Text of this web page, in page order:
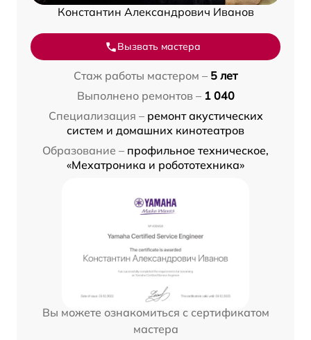
Константин Александрович Иванов
Вызвать мастера
Стаж работы мастером – 5 лет
Выполнено ремонтов – 1 040
Специализация – ремонт акустических
систем и домашних кинотеатров
Образование – профильное техническое,
«Мехатроника и робототехника»
Вы можете ознакомиться с сертификатом
мастера